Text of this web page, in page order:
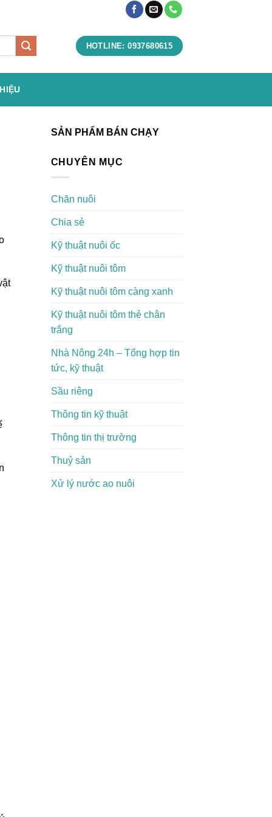
HOTLINE: 0937680615
SẢN PHẨM BÁN CHẠY
CHUYÊN MỤC
Chăn nuôi
Chia sẻ
Kỹ thuật nuôi ốc
Kỹ thuật nuôi tôm
Kỹ thuật nuôi tôm càng xanh
Kỹ thuật nuôi tôm thẻ chân
trắng
Nhà Nông 24h – Tổng hợp tin
tức, kỹ thuật
Sầu riêng
Thông tin kỹ thuật
Thông tin thị trường
Thuỷ sản
Xử lý nước ao nuôi